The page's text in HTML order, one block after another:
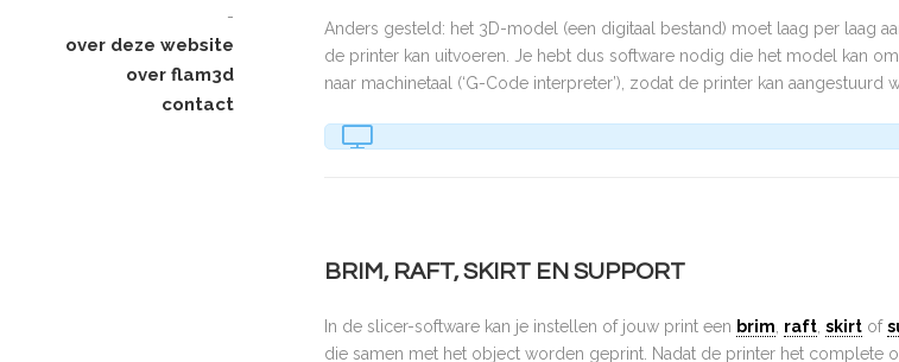
-
over deze website
over flam3d
contact
Anders gesteld: het 3D-model (een digitaal bestand) moet laag per laag
de printer kan uitvoeren. Je hebt dus software nodig die het model kan
naar machinetaal (‘G-Code interpreter’), zodat de printer kan aangestuurd
BRIM, RAFT, SKIRT EN SUPPORT
In de slicer-software kan je instellen of jouw print een brim raft, skirtof
die samen met het object worden geprint. Nadat de printer het complete